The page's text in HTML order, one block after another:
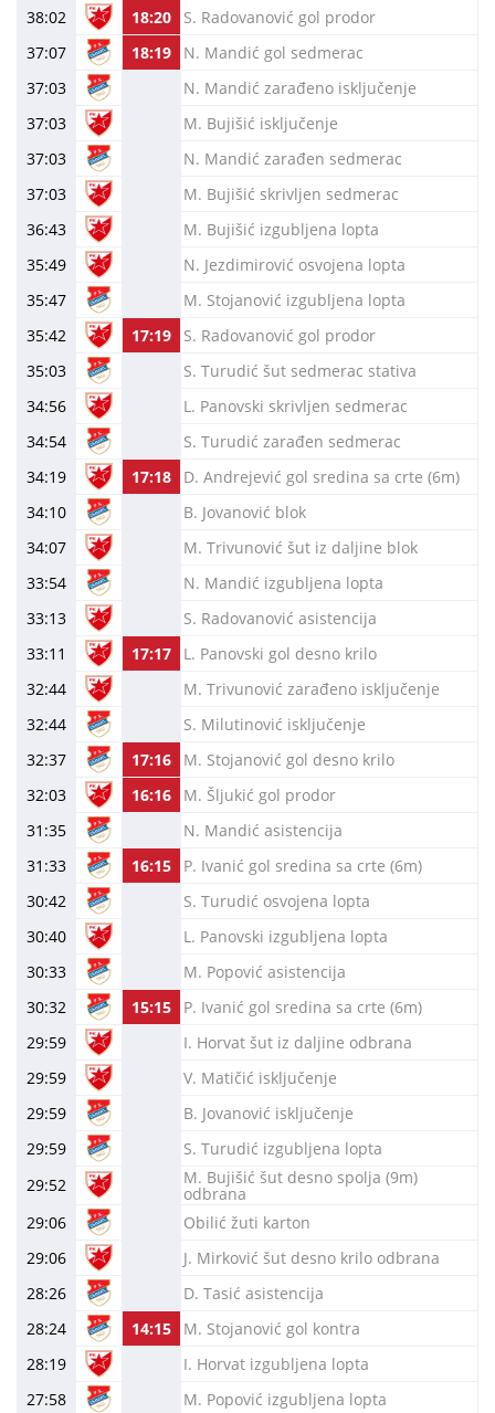
38:02
18:20
S. Radovanović gol prodor
37:07
18:19
N. Mandić gol sedmerac
37:03
N. Mandić zarađeno isključenje
37:03
M. Bujišić isključenje
37:03
N. Mandić zarađen sedmerac
37:03
M. Bujišić skrivljen sedmerac
36:43
M. Bujišić izgubljena lopta
35:49
N. Jezdimirović osvojena lopta
35:47
M. Stojanović izgubljena lopta
35:42
17:19
S. Radovanović gol prodor
35:03
S. Turudić šut sedmerac stativa
34:56
L. Panovski skrivljen sedmerac
34:54
S. Turudić zarađen sedmerac
34:19
17:18
D. Andrejević gol sredina sa crte (6m)
34:10
B. Jovanović blok
34:07
M. Trivunović šut iz daljine blok
33:54
N. Mandić izgubljena lopta
33:13
S. Radovanović asistencija
33:11
17:17
L. Panovski gol desno krilo
32:44
M. Trivunović zarađeno isključenje
32:44
S. Milutinović isključenje
32:37
17:16
M. Stojanović gol desno krilo
32:03
16:16
M. Šljukić gol prodor
31:35
N. Mandić asistencija
31:33
16:15
P. Ivanić gol sredina sa crte (6m)
30:42
S. Turudić osvojena lopta
30:40
L. Panovski izgubljena lopta
30:33
M. Popović asistencija
30:32
15:15
P. Ivanić gol sredina sa crte (6m)
29:59
I. Horvat šut iz daljine odbrana
29:59
V. Matičić isključenje
29:59
B. Jovanović isključenje
29:59
S. Turudić izgubljena lopta
29:52
M. Bujišić šut desno spolja (9m)
odbrana
29:06
Obilić žuti karton
29:06
J. Mirković šut desno krilo odbrana
28:26
D. Tasić asistencija
28:24
14:15
M. Stojanović gol kontra
28:19
I. Horvat izgubljena lopta
27:58
M. Popović izgubljena lopta